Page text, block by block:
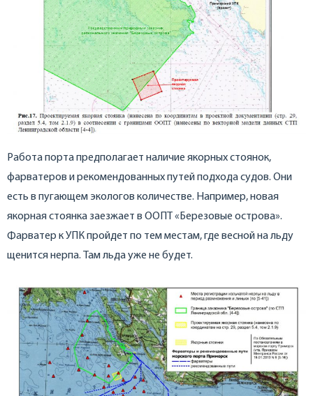
Работа порта предполагает наличие якорных стоянок,
фарватеров и рекомендованных путей подхода судов. Они
есть в пугающем экологов количестве. Например, новая
якорная стоянка заезжает в ООПТ «Березовые острова».
Фарватер к УПК пройдет по тем местам, где весной на льду
щенится нерпа. Там льда уже не будет.